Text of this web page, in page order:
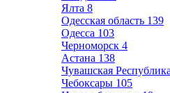
Ялта 8
Одесская область 139
Одесса 103
Черноморск 4
Астана 138
Чувашская
Чебоксары 105